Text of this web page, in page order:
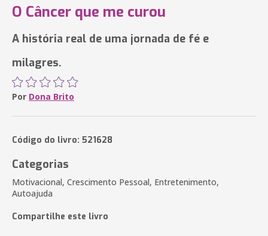
O Câncer que me curou
A história real de uma jornada de fé e
milagres.
Por Dona Brito
Código do livro: 521628
Categorias
Motivacional, Crescimento Pessoal, Entretenimento,
Autoajuda
Compartilhe este livro